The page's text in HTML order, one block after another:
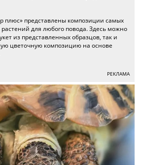
плюс» представлены композиции самых
растений для любого повода. Здесь можно
из представленных образцов, так и
цветочную композицию на основе
РЕКЛАМА